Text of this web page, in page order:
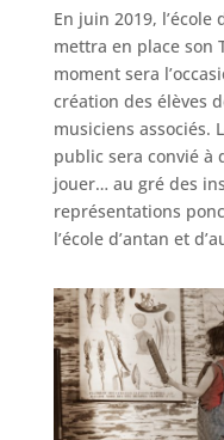
En juin 2019,
mettra en place son
moment sera
création des élèves
musiciens associés.
public sera convié à
jouer… au gré des
représentations
l’école d’antan et